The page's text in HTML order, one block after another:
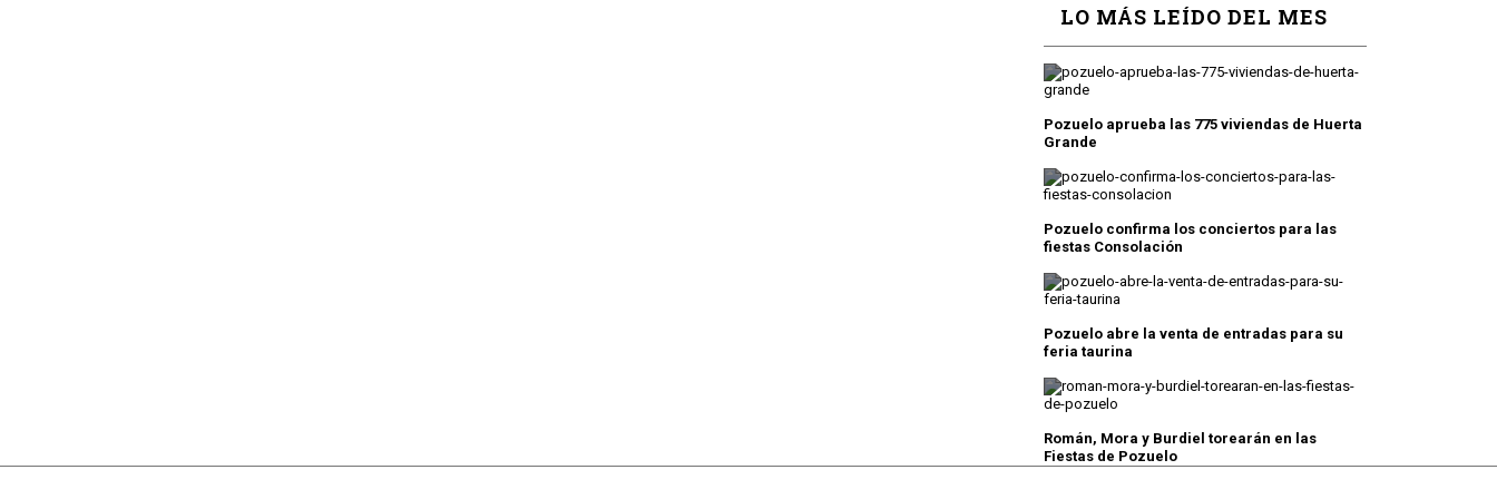
LO MÁS LEÍDO DEL MES
Pozuelo aprueba las 775 viviendas de Huerta
Grande
Pozuelo confirma los conciertos para las
fiestas Consolación
Pozuelo abre la venta de entradas para su
feria taurina
Román, Mora y Burdiel torearán en las
Fiestas de Pozuelo